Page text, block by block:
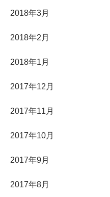
2018年3月
2018年2月
2018年1月
2017年12月
2017年11月
2017年10月
2017年9月
2017年8月